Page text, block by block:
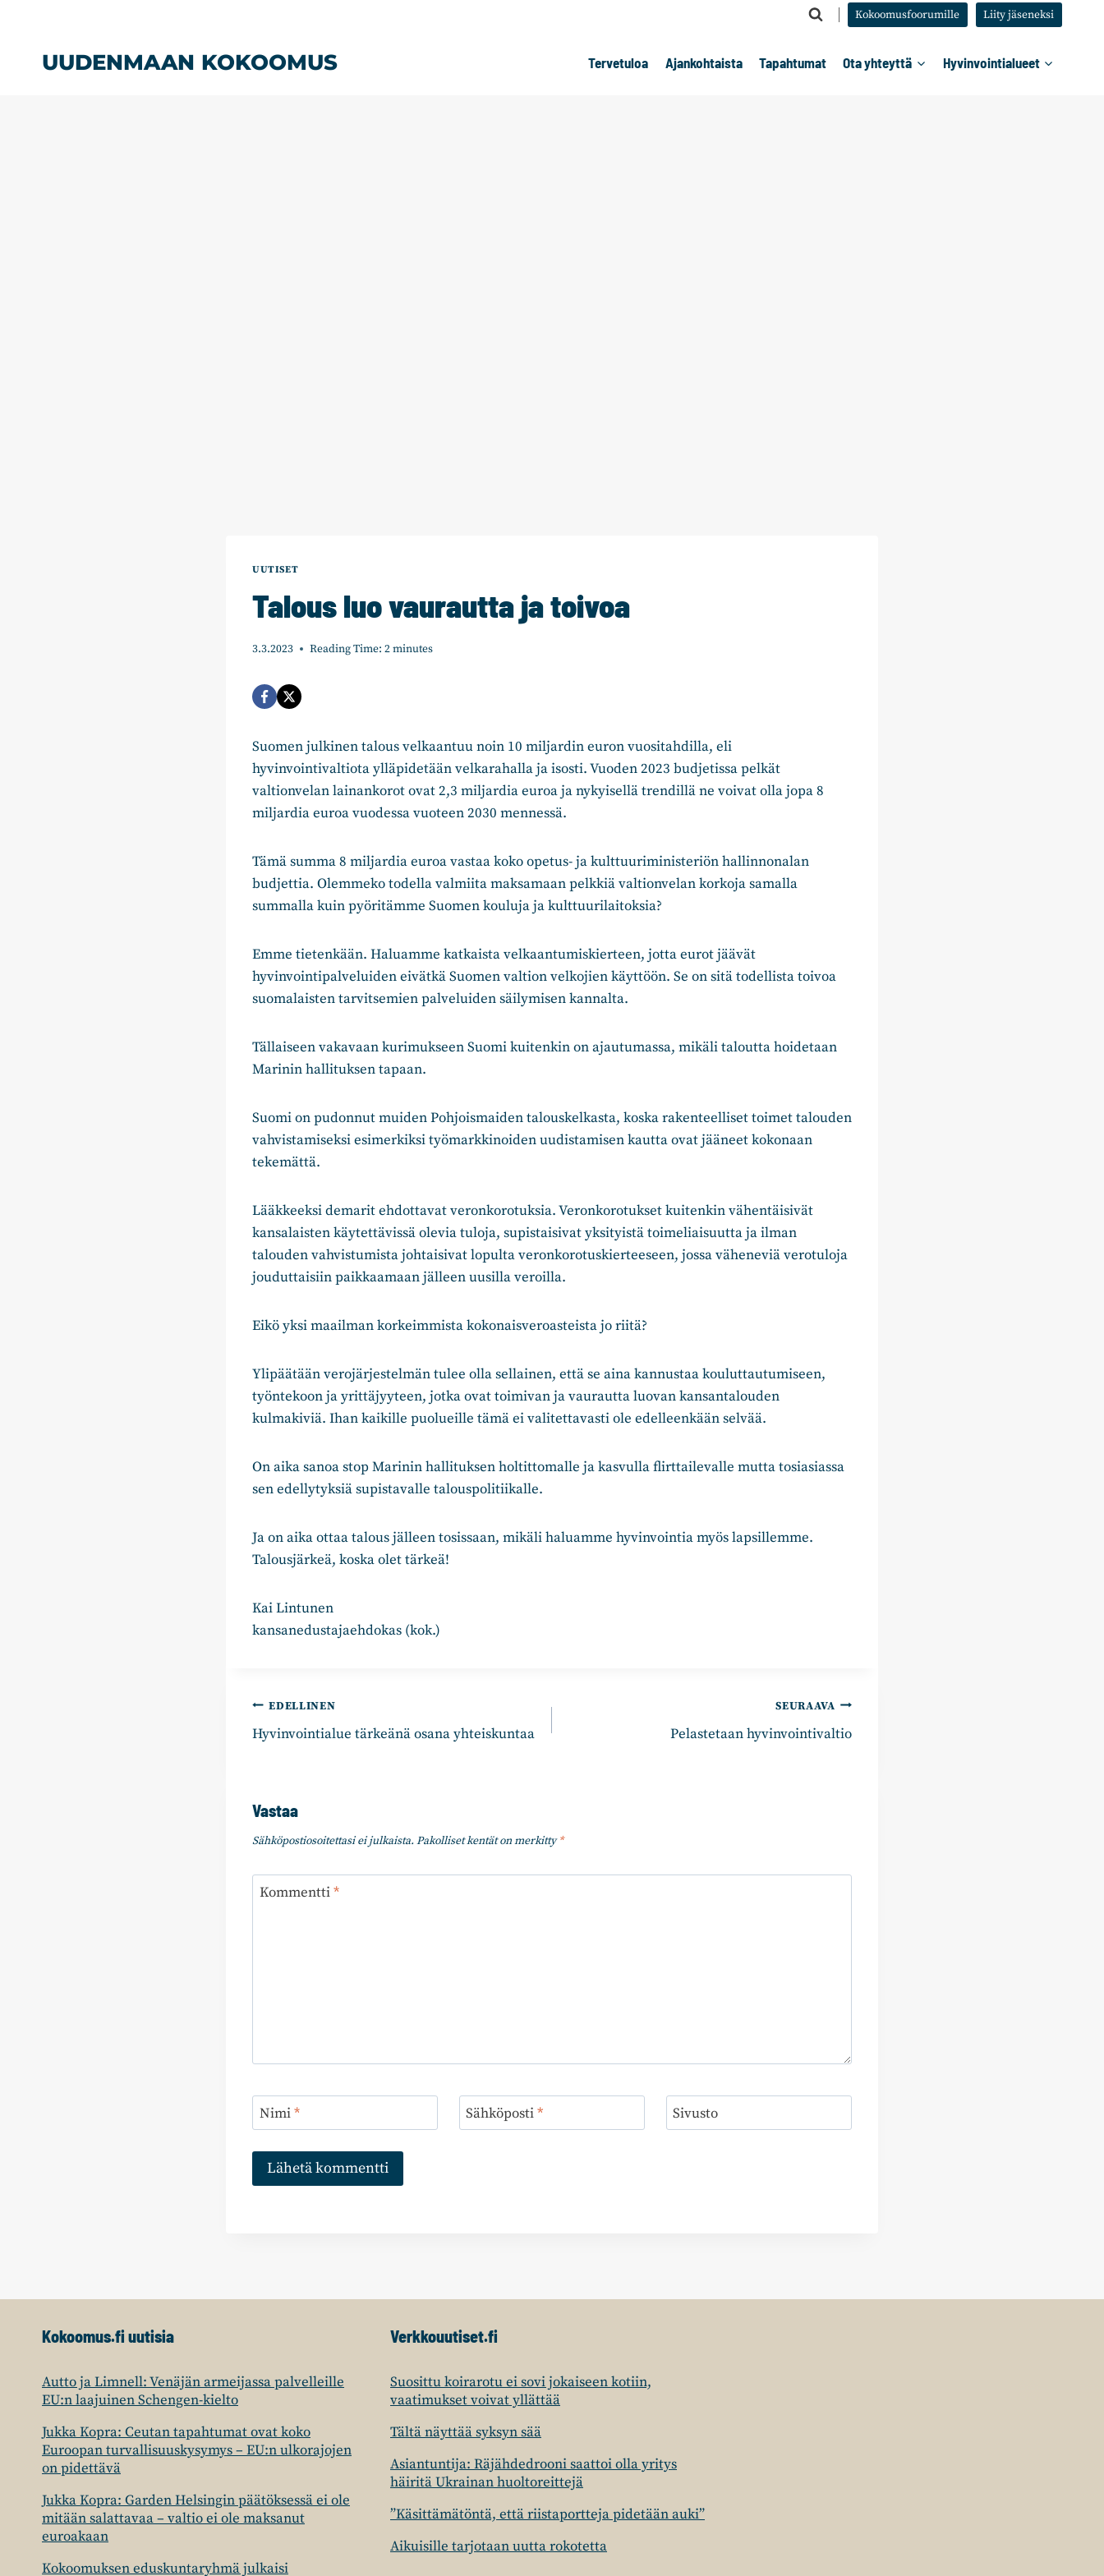
Kokoomusfoorumille Liity jäseneksi
UUDENMAAN KOKOOMUS Tervetuloa Ajankohtaista Tapahtumat Ota yhteyttä Hyvinvointialueet
UUTISET
Talous luo vaurautta ja toivoa
3.3.2023 Reading Time: 2minutes
Suomen julkinen talous velkaantuu noin 10 miljardin euron vuositahdilla, eli
hyvinvointivaltiota ylläpidetään velkarahalla ja isosti. Vuoden 2023 budjetissa pelkät
valtionvelan lainankorot ovat 2,3 miljardia euroa ja nykyisellä trendillä ne voivat olla jopa 8
miljardia euroa vuodessa vuoteen 2030 mennessä.
Tämä summa 8 miljardia euroa vastaa koko opetus- ja kulttuuriministeriön hallinnonalan
budjettia. Olemmeko todella valmiita maksamaan pelkkiä valtionvelan korkoja samalla
summalla kuin pyöritämme Suomen kouluja ja kulttuurilaitoksia?
Emme tietenkään. Haluamme katkaista velkaantumiskierteen, jotta eurot jäävät
hyvinvointipalveluiden eivätkä Suomen valtion velkojien käyttöön. Se on sitä todellista toivoa
suomalaisten tarvitsemien palveluiden säilymisen kannalta.
Tällaiseen vakavaan kurimukseen Suomi kuitenkin on ajautumassa, mikäli taloutta hoidetaan
Marinin hallituksen tapaan.
Suomi on pudonnut muiden Pohjoismaiden talouskelkasta, koska rakenteelliset toimet talouden
vahvistamiseksi esimerkiksi työmarkkinoiden uudistamisen kautta ovat jääneet kokonaan
tekemättä.
Lääkkeeksi demarit ehdottavat veronkorotuksia. Veronkorotukset kuitenkin vähentäisivät
kansalaisten käytettävissä olevia tuloja, supistaisivat yksityistä toimeliaisuutta ja ilman
talouden vahvistumista johtaisivat lopulta veronkorotuskierteeseen, jossa väheneviä verotuloja
jouduttaisiin paikkaamaan jälleen uusilla veroilla.
Eikö yksi maailman korkeimmista kokonaisveroasteista jo riitä?
Ylipäätään verojärjestelmän tulee olla sellainen, että se aina kannustaa kouluttautumiseen,
työntekoon ja yrittäjyyteen, jotka ovat toimivan ja vaurautta luovan kansantalouden
kulmakiviä. Ihan kaikille puolueille tämä ei valitettavasti ole edelleenkään selvää.
On aika sanoa stop Marinin hallituksen holtittomalle ja kasvulla flirttailevalle mutta tosiasiassa
sen edellytyksiä supistavalle talouspolitiikalle.
Ja on aika ottaa talous jälleen tosissaan, mikäli haluamme hyvinvointia myös lapsillemme.
Talousjärkeä, koska olet tärkeä!
Kai Lintunen
kansanedustajaehdokas (kok.)
Artikkelien
selaus
EDELLINEN
Hyvinvointialue tärkeänä osana yhteiskuntaa
SEURAAVA
Pelastetaan hyvinvointivaltio
Vastaa
Sähköpostiosoitettasi ei julkaista. Pakolliset kentät on merkitty*
Kommentti*
Nimi* Sähköposti* Sivusto
Kokoomus.fi uutisia
Autto ja Limnell: Venäjän armeijassa palvelleille
EU:n laajuinen Schengen-kielto
Jukka Kopra: Ceutan tapahtumat ovat koko
Euroopan turvallisuuskysymys – EU:n ulkorajojen
on pidettävä
Jukka Kopra: Garden Helsingin päätöksessä ei ole
mitään salattavaa – valtio ei ole maksanut
euroakaan
Kokoomuksen eduskuntaryhmä julkaisi
Verkkouutiset.fi
Suosittu koirarotu ei sovi jokaiseen kotiin,
vaatimukset voivat yllättää
Tältä näyttää syksyn sää
Asiantuntija: Räjähdedrooni saattoi olla yritys
häiritä Ukrainan huoltoreittejä
”Käsittämätöntä, että riistaportteja pidetään auki”
Aikuisille tarjotaan uutta rokotetta